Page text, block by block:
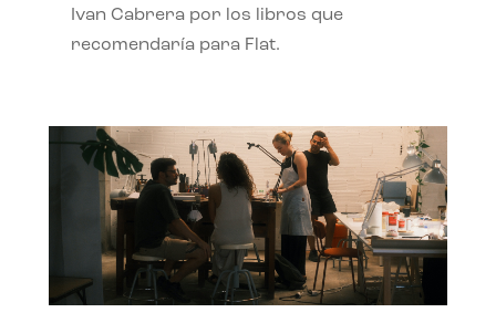
Ivan Cabrera por los libros que
recomendaría para Flat.